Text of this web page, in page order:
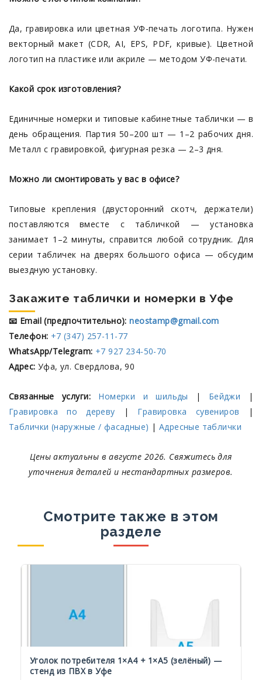
Да, гравировка или цветная УФ-печать логотипа. Нужен
векторный макет (CDR, AI, EPS, PDF, кривые). Цветной
логотип на пластике или акриле — методом УФ-печати.
Какой срок изготовления?
Единичные номерки и типовые кабинетные таблички — в
день обращения. Партия 50–200 шт — 1–2 рабочих дня.
Металл с гравировкой, фигурная резка — 2–3 дня.
Можно ли смонтировать у вас в офисе?
Типовые крепления (двусторонний скотч, держатели)
поставляются вместе с табличкой — установка
занимает 1–2 минуты, справится любой сотрудник. Для
серии табличек на дверях большого офиса — обсудим
выездную установку.
Закажите таблички и номерки в Уфе
📧 Email (предпочтительно): neostamp@gmail.com
Телефон: +7 (347) 257-11-77
WhatsApp/Telegram: +7 927 234-50-70
Адрес: Уфа, ул. Свердлова, 90
Связанные услуги: Номерки и шильды | Бейджи |
Гравировка по дереву | Гравировка сувениров |
Таблички (наружные / фасадные) | Адресные таблички
Цены актуальны в августе 2026. Свяжитесь для
уточнения деталей и нестандартных размеров.
Смотрите также в этом
разделе
Уголок потребителя 1×А4 + 1×А5 (зелёный) —
стенд из ПВХ в Уфе